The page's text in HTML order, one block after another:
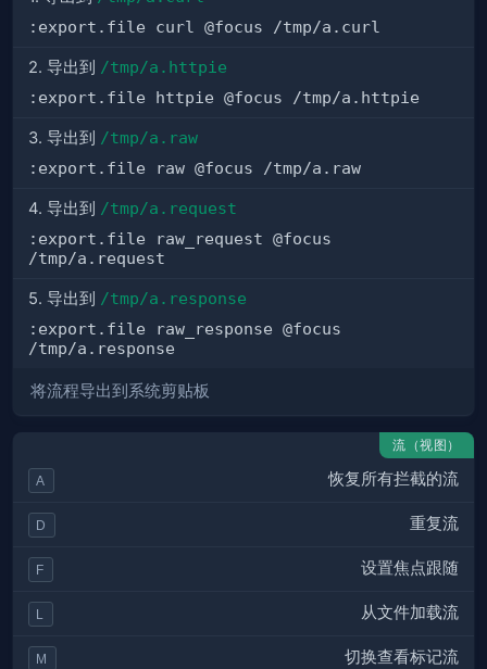
:export.file curl @focus /tmp/a.curl
2. 导出到 /tmp/a.httpie
:export.file httpie @focus /tmp/a.httpie
3. 导出到 /tmp/a.raw
:export.file raw @focus /tmp/a.raw
4. 导出到 /tmp/a.request
:export.file raw_request @focus
/tmp/a.request
5. 导出到 /tmp/a.response
:export.file raw_response @focus
/tmp/a.response
将流程导出到系统剪贴板
流（视图）
A 恢复所有拦截的流
D 重复流
F 设置焦点跟随
L 从文件加载流
M 切换查看标记流